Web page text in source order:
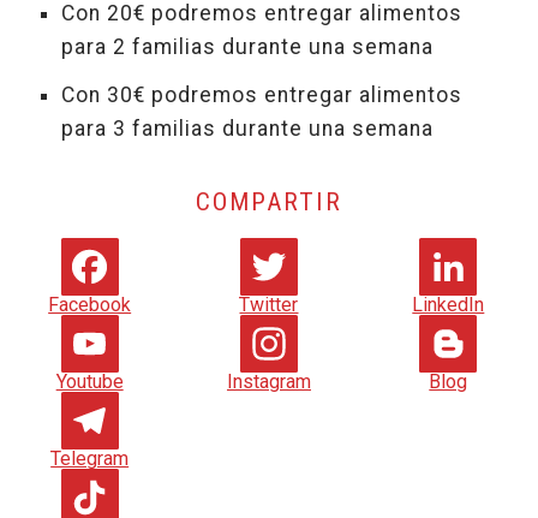
Con 20€ podremos entregar alimentos
para 2 familias durante una semana
Con 30€ podremos entregar alimentos
para 3 familias durante una semana
COMPARTIR
Facebook Twitter LinkedIn
Youtube Instagram Blog
Telegram